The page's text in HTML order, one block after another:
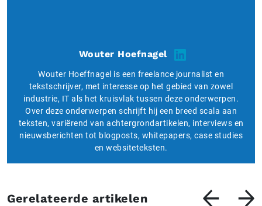
Wouter Hoefnagel
Wouter Hoeffnagel is een freelance journalist en
tekstschrijver, met interesse op het gebied van zowel
industrie, IT als het kruisvlak tussen deze onderwerpen.
Over deze onderwerpen schrijft hij een breed scala aan
teksten, variërend van achtergrondartikelen, interviews en
nieuwsberichten tot blogposts, whitepapers, case studies
en websiteteksten.
Gerelateerde artikelen